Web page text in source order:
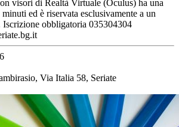
visori di Realtà Virtuale (Oculus) ha una
ed è riservata esclusivamente a un
obbligatoria 035304304
Via Italia 58, Seriate